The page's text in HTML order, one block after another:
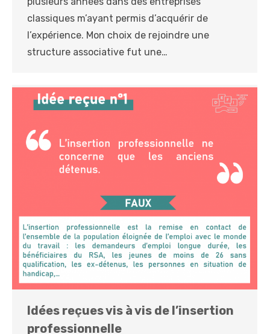
classiques m’ayant permis d’acquérir de
l’expérience. Mon choix de rejoindre une
structure associative fut une…
Idées reçues vis à vis de l’insertion
professionnelle